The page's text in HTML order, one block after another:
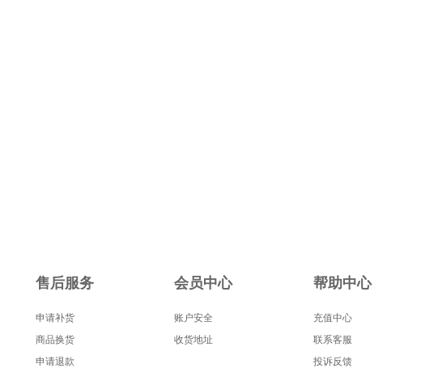
售后服务
申请补货
商品换货
申请退款
会员中心
账户安全
收货地址
帮助中心
充值中心
联系客服
投诉反馈